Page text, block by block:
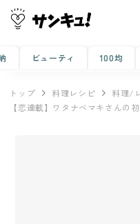
ビューティ 100均
トップ 料理レシピ
料理/
【恋連載】ワタナベマキさんの